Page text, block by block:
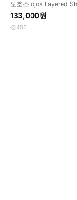
오호스 ojos Layered
Blouson 2size
133,000원
456